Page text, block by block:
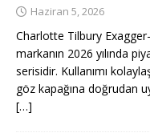
Haziran 5, 2026
Charlotte Tilbury
markanın 2026 yılında
serisidir. Kullanımı
göz kapağına doğrudan
[…]